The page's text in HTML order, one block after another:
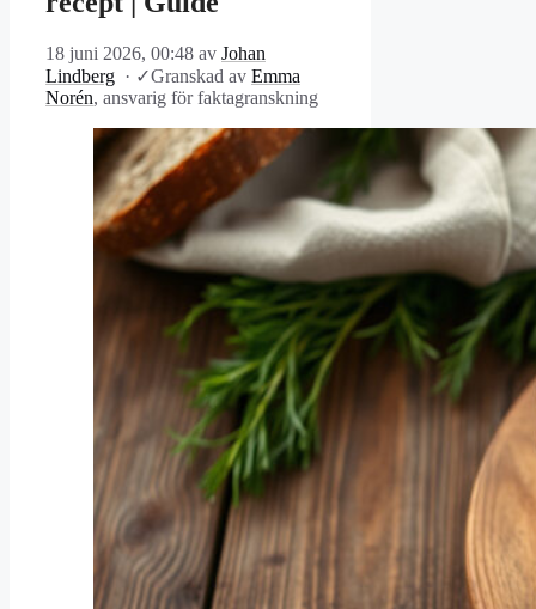
18 juni 2026, 00:48 av Johan
Lindberg · ✓Granskad av Emma
Norén, ansvarig för faktagranskning